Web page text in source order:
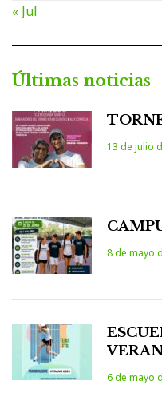
« Jul
Últimas noticias
13 de julio
8 de mayo
6 de mayo